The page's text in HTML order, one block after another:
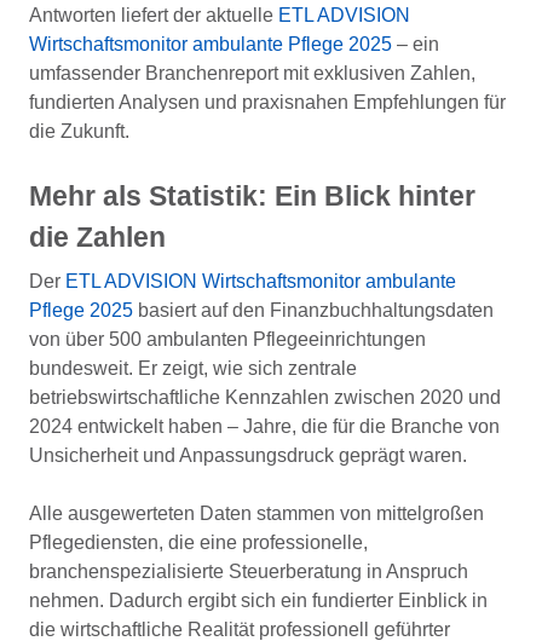
Antworten liefert der aktuelle ETL ADVISION
Wirtschaftsmonitor ambulante Pflege 2025 – ein
umfassender Branchenreport mit exklusiven Zahlen,
fundierten Analysen und praxisnahen Empfehlungen für
die Zukunft.
Mehr als Statistik: Ein Blick hinter
die Zahlen
Der ETL ADVISION Wirtschaftsmonitor ambulante
Pflege 2025 basiert auf den Finanzbuchhaltungsdaten
von über 500 ambulanten Pflegeeinrichtungen
bundesweit. Er zeigt, wie sich zentrale
betriebswirtschaftliche Kennzahlen zwischen 2020 und
2024 entwickelt haben – Jahre, die für die Branche von
Unsicherheit und Anpassungsdruck geprägt waren.
Alle ausgewerteten Daten stammen von mittelgroßen
Pflegediensten, die eine professionelle,
branchenspezialisierte Steuerberatung in Anspruch
nehmen. Dadurch ergibt sich ein fundierter Einblick in
die wirtschaftliche Realität professionell geführter